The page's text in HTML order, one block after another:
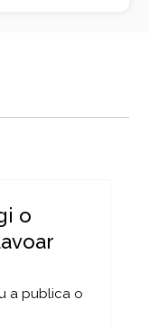
o
a publica o